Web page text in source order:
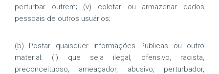
perturbar outrem; (v) coletar ou armazenar dados
pessoais de outros usuários;
(b) Postar quaisquer Informações Públicas ou outro
material: (i) que seja ilegal, ofensivo, racista,
preconceituoso, ameaçador, abusivo, perturbador,